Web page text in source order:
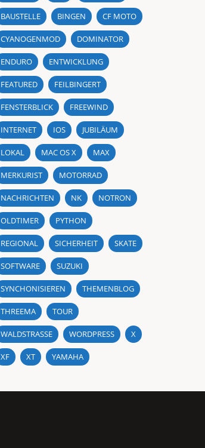
BAUSTELLE BINGEN CF MOTO
CYANOGENMOD DOMINATOR
ENDURO ENTWICKLUNG
FEATURED FEILBINGERT
FENSTERBLICK FREEWIND
INTERNET IOS JUBILÄUM
LOKAL MAC OS X MAX
MERKURIST MOTORRAD
NACHRICHTEN NK NOTRON
OLDTIMER PYTHON
REGIONAL SICHERHEIT SKATE
SOFTWARE SUZUKI
SYNCHONISIEREN THEMENBLOG
THREEMA TOUR
WALDSTRASSE WORDPRESS X
XF XT YAMAHA